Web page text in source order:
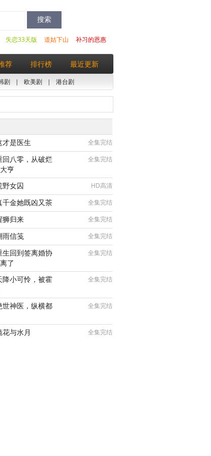
补习的恩惠
道姑下山
失恋33天版
荐 排行榜 最近更新
剧 | 欧美剧 | 港台剧
才是医生
全集完结
回八零，从破烂
亨
全集完结
野女囚
HD高清
千金她既凶又茶
全集完结
狮归来
全集完结
雨信笺
全集完结
生回到签离婚协
了
全集完结
降小可怜，被霍
全集完结
世神医，纵横都
全集完结
花与水月 全集完结